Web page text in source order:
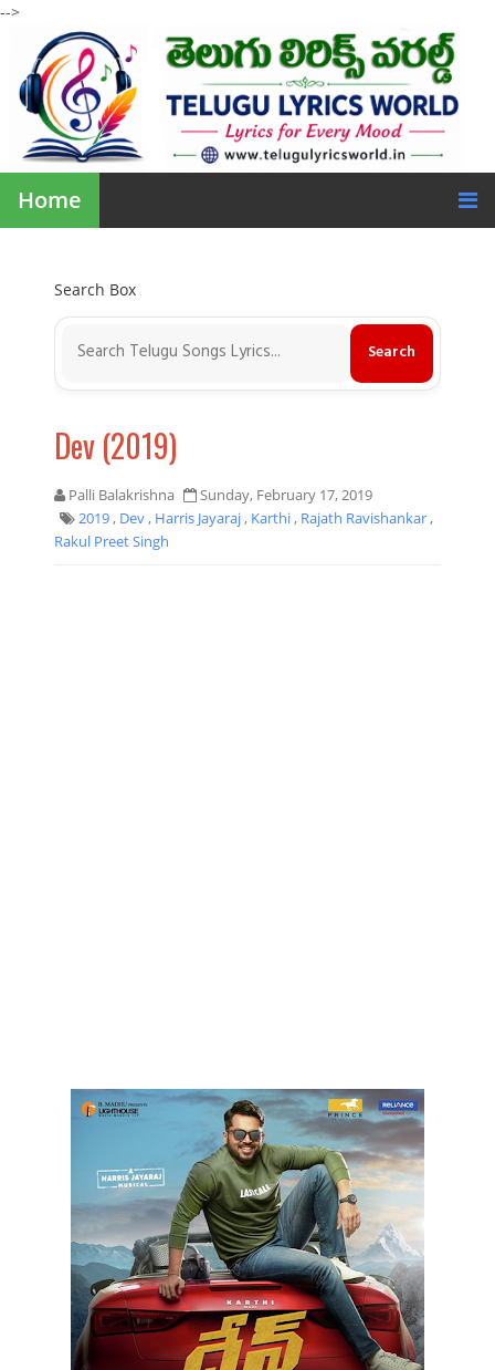
-->
Home
Search Box
Dev (2019)
Palli Balakrishna
Sunday, February 17, 2019
2019, Dev, Harris Jayaraj, Karthi, Rajath Ravishankar,
Rakul Preet Singh